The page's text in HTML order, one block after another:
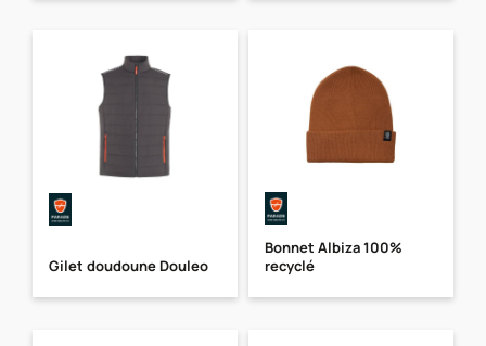
Gilet doudoune Douleo
Bonnet Albiza 100%
recyclé